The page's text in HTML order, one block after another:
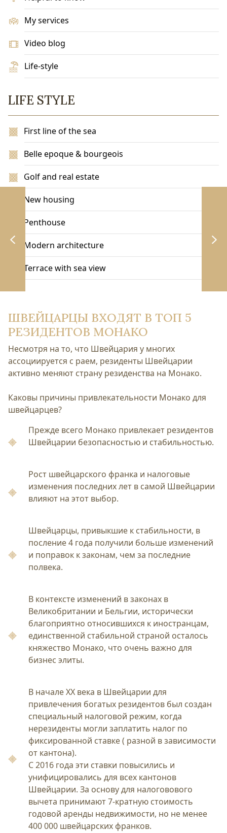
My services
Video blog
Life-style
LIFE STYLE
First line of the sea
Belle epoque & bourgeois
Golf and real estate
New housing
Penthouse
Modern architecture
Terrace with sea view
ШВЕЙЦАРЦЫ ВХОДЯТ В ТОП 5
РЕЗИДЕНТОВ МОНАКО
Несмотря на то, что Швейцария у многих
ассоциируется с раем, резиденты Швейцарии
активно меняют страну резиденства на Монако.
Каковы причины привлекательности Монако для
швейцарцев?
Прежде всего Монако привлекает резидентов
Швейцарии безопасностью и стабильностью.
Рост швейцарского франка и налоговые
изменения последних лет в самой Швейцарии
влияют на этот выбор.
Швейцарцы, привыкшие к стабильности, в
посление 4 года получили больше изменений
и поправок к законам, чем за последние
полвека.
В контексте изменений в законах в
Великобритании и Бельгии, исторически
благоприятно относившихся к иностранцам,
единственной стабильной страной осталось
княжество Монако, что очень важно для
бизнес элиты.
В начале XX века в Швейцарии для
привлечения богатых резидентов был создан
специальный налоговой режим, когда
нерезиденты могли заплатить налог по
фиксированной ставке ( разной в зависимости
от кантона).
С 2016 года эти ставки повысились и
унифицировались для всех кантонов
Швейцарии. За основу для налоговового
вычета принимают 7-кратную стоимость
годовой аренды недвижимости, но не менее
400 000 швейцарских франков.